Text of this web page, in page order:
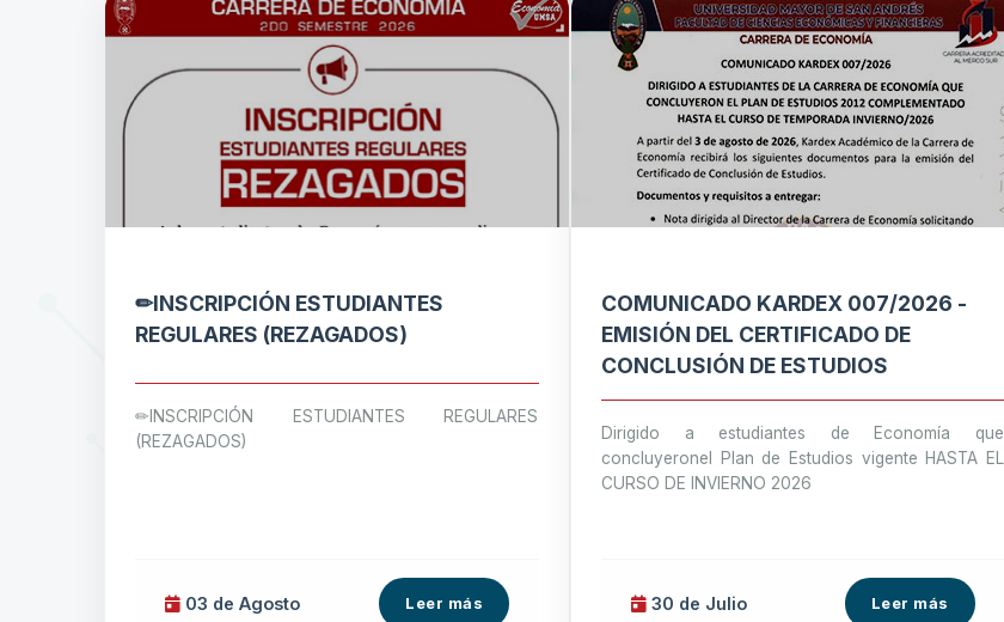
✏INSCRIPCIÓN ESTUDIANTES
REGULARES (REZAGADOS)
✏INSCRIPCIÓN ESTUDIANTES REGULARES
(REZAGADOS)
03 deAgosto Leer más
COMUNICADO KARDEX 007/2026 -
EMISIÓN DEL CERTIFICADO DE
CONCLUSIÓN DE ESTUDIOS
Dirigido a estudiantes de Economía que
concluyeronel Plan de Estudios vigente HASTA EL
CURSO DE INVIERNO 2026
30 de Julio Leer más